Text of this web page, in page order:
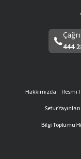
444
Hakkımızda Resmi
Setur Yayınları
Bilgi Toplumu